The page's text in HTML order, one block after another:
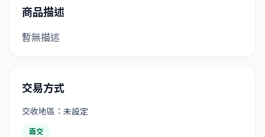
商品描述
暫無描述
交易方式
交收地區：未設定
面交